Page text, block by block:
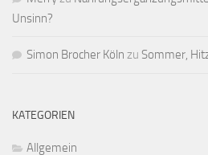
Unsinn?
Simon Brocher Köln zu Sommer,
KATEGORIEN
Allgemein